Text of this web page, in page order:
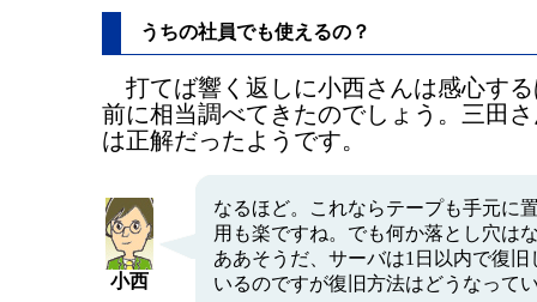
うちの社員でも使えるの？
打てば響く返しに小西さんは感心す
前に相当調べてきたのでしょう。三田
は正解だったようです。
小西
なるほど。これならテープも手元に
用も楽ですね。でも何か落とし穴
ああそうだ、サーバは1日以内で復旧
いるのですが復旧方法はどうなって